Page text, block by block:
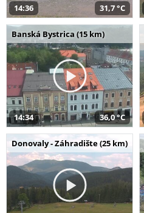
14:36 31,7 °C
Banská Bystrica (15 km)
14:34 36,0 °C
Donovaly - Záhradište (25 km)